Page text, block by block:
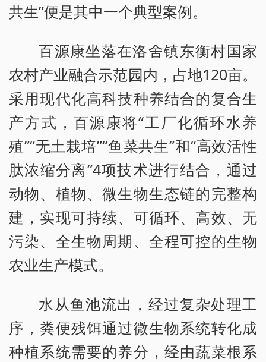
共生”便是其中一个典型案例。
百源康坐落在洛舍镇东衡村国家
农村产业融合示范园内，占地120亩。
采用现代化高科技种养结合的复合生
产方式，百源康将“工厂化循环水养
殖”“无土栽培”“鱼菜共生”和“高效活性
肽浓缩分离”4项技术进行结合，通过
动物、植物、微生物生态链的完整构
建，实现可持续、可循环、高效、无
污染、全生物周期、全程可控的生物
农业生产模式。
水从鱼池流出，经过复杂处理工
序，粪便残饵通过微生物系统转化成
种植系统需要的养分，经由蔬菜根系